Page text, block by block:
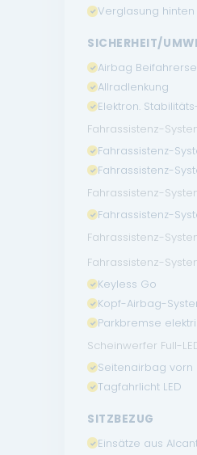
Verglasung hinten
SICHERHEIT/
Airbag
Allradlenkung
Elektron.
Fahrassistenz-
Fahrassistenz-
Fahrassistenz-
Fahrassistenz-
Fahrassistenz-
Fahrassistenz-
Fahrassistenz-
Keyless Go
Kopf-Airbag-
Parkbremse
Scheinwerfer Full-
Seitenairbag vorn
Tagfahrlicht LED
SITZBEZUG
Einsätze aus